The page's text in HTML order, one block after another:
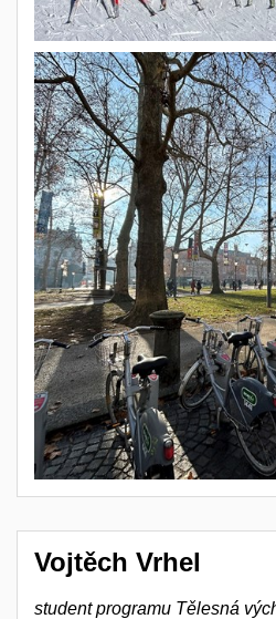
Vojtěch Vrhel
student programu Tělesná